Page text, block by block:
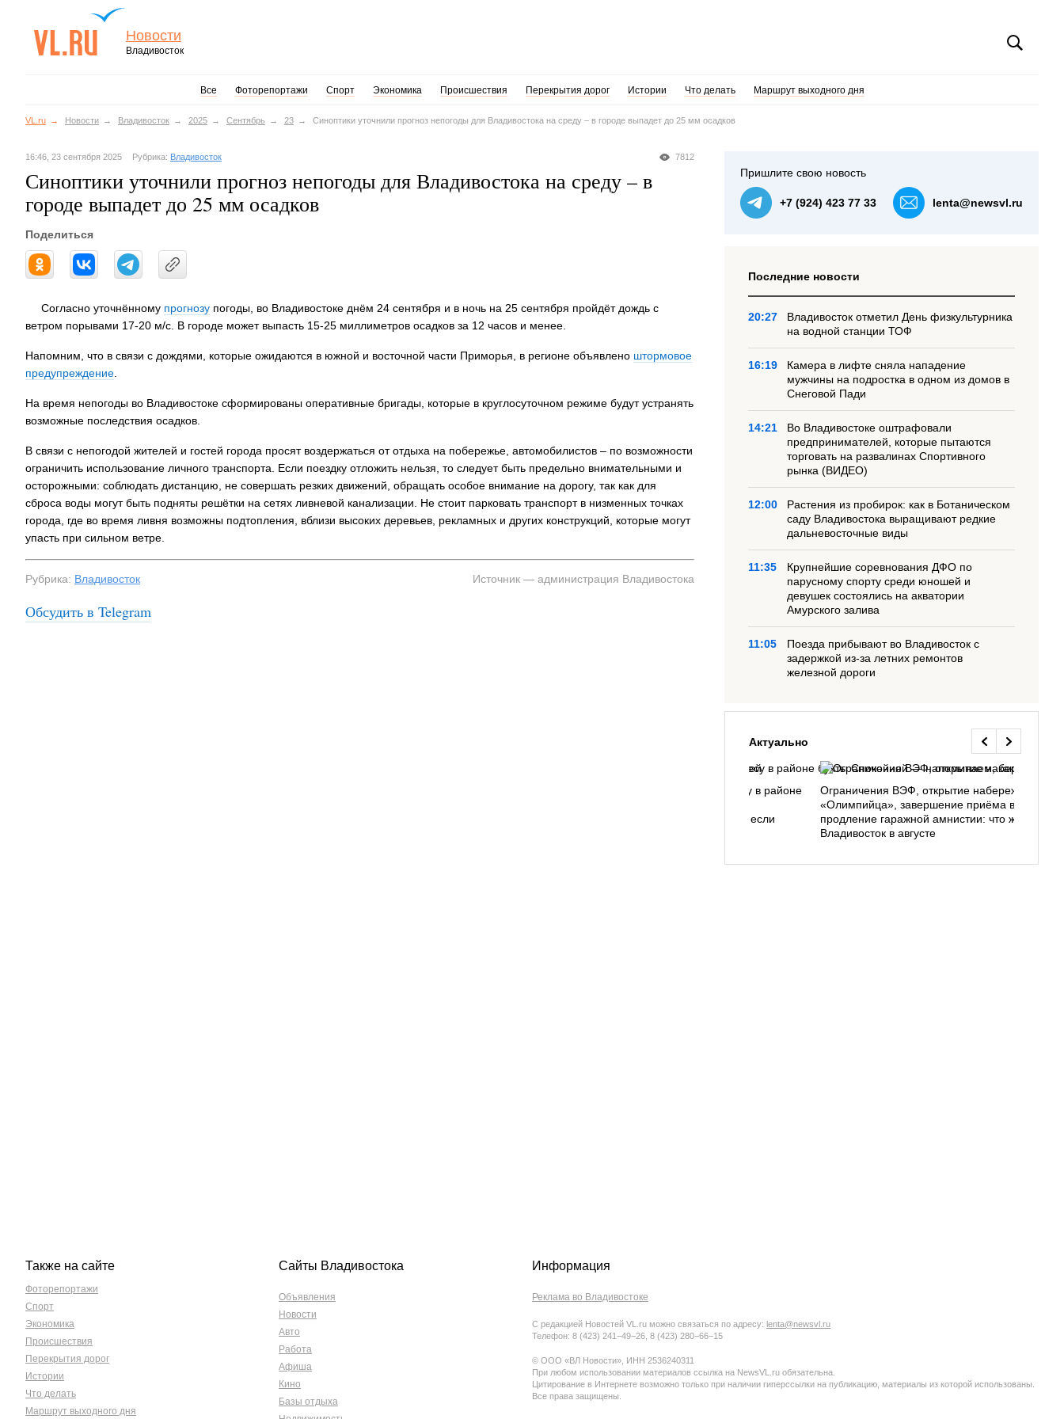
Новости
Владивосток
Все Фоторепортажи Спорт Экономика Происшествия Перекрытия дорог Истории Что делать Маршрут выходного дня
VL.ru Новости Владивосток 2025 Сентябрь 23 Синоптики уточнили прогноз непогоды для Владивостока на среду – в городе выпадет до 25 мм осадков
7812
16:46, 23 сентября 2025 Рубрика: Владивосток
Синоптики уточнили прогноз непогоды для Владивостока на среду – в
городе выпадет до 25 мм осадков
Поделиться
Согласно уточнённому прогнозу погоды, во Владивостоке днём 24 сентября и в ночь на 25 сентября пройдёт дождь с
ветром порывами 17-20 м/с. В городе может выпасть 15-25 миллиметров осадков за 12 часов и менее.
Напомним, что в связи с дождями, которые ожидаются в южной и восточной части Приморья, в регионе объявлено штормовое
предупреждение
На время непогоды во Владивостоке сформированы оперативные бригады, которые в круглосуточном режиме будут устранять
возможные последствия осадков.
В связи с непогодой жителей и гостей города просят воздержаться от отдыха на побережье, автомобилистов – по возможности
ограничить использование личного транспорта. Если поездку отложить нельзя, то следует быть предельно внимательными и
осторожными: соблюдать дистанцию, не совершать резких движений, обращать особое внимание на дорогу, так как для
сброса воды могут быть подняты решётки на сетях ливневой канализации. Не стоит парковать транспорт в низменных точках
города, где во время ливня возможны подтопления, вблизи высоких деревьев, рекламных и других конструкций, которые могут
упасть при сильном ветре.
Рубрика: Владивосток Источник — администрация Владивостока
Обсудить в Telegram
Пришлите свою новость
+7 (924) 423 77 33 lenta@newsvl.ru
Последние новости
20:27
Владивосток отметил День физкультурника
на водной станции ТОФ
16:19
Камера в лифте сняла нападение
мужчины на подростка в одном из домов в
Снеговой Пади
14:21
Во Владивостоке оштрафовали
предпринимателей, которые пытаются
торговать на развалинах Спортивного
рынка (ВИДЕО)
12:00
Растения из пробирок: как в Ботаническом
саду Владивостока выращивают редкие
дальневосточные виды
11:35
Крупнейшие соревнования ДФО по
парусному спорту среди юношей и
девушек состоялись на акватории
Амурского залива
11:05
Поезда прибывают во Владивосток с
задержкой из-за летних ремонтов
железной дороги
Актуально
Семья с ребёнком заблудилась в лесу в районе
подготовиться к походу, и что делать, если
Ограничения ВЭФ, открытие набережной у
«Олимпийца», завершение приёма в вузы,
продление гаражной амнистии: что ждёт
Владивосток в августе
Также на сайте
Фоторепортажи
Спорт
Экономика
Происшествия
Перекрытия дорог
Истории
Что делать
Маршрут выходного дня
Сайты Владивостока
Объявления
Новости
Авто
Работа
Афиша
Кино
Базы отдыха
Информация
Реклама во Владивостоке
С редакцией Новостей VL.ru можно связаться по адресу: lenta@newsvl.ru
Телефон: 8 (423) 241−49−26, 8 (423) 280−66−15
© ООО «ВЛ Новости», ИНН 2536240311
При любом использовании материалов ссылка на NewsVL.ru обязательна.
Цитирование в Интернете возможно только при наличии гиперссылки на публикацию, материалы из которой использованы.
Все права защищены.